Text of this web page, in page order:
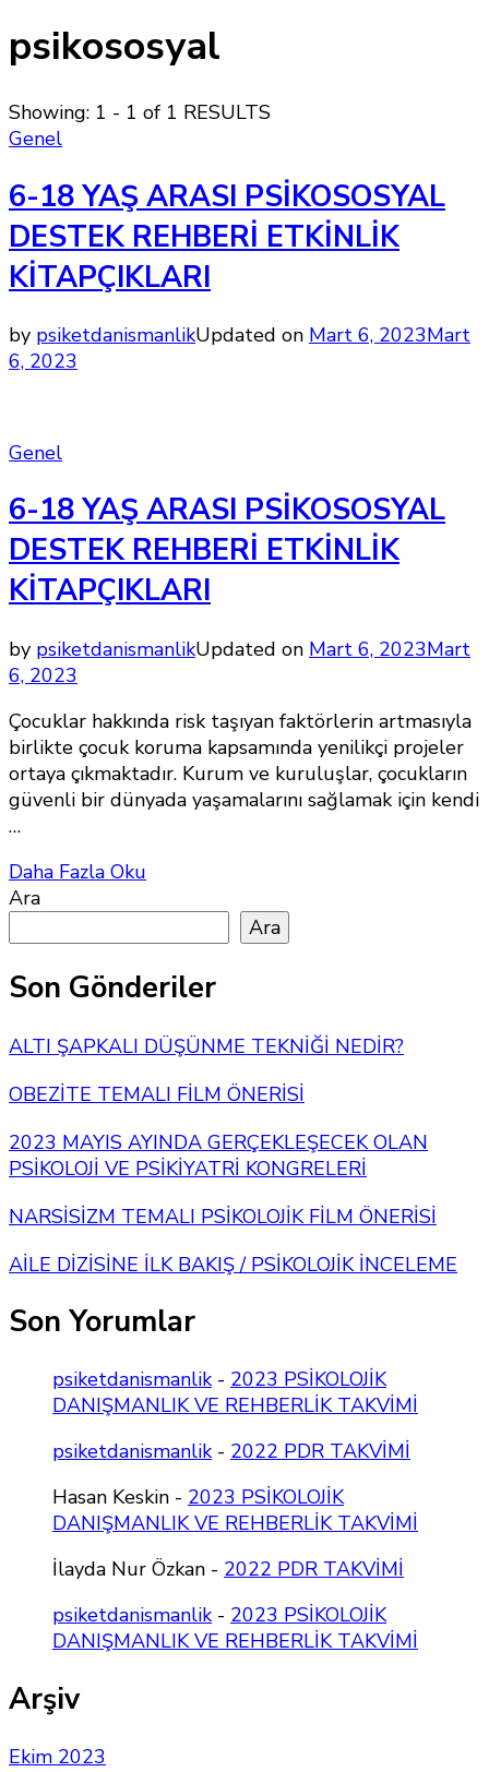
psikososyal
Showing: 1 - 1 of 1 RESULTS
Genel
6-18 YAŞ ARASI PSİKOSOSYAL
DESTEK REHBERİ ETKİNLİK
KİTAPÇIKLARI
by psiketdanismanlikUpdated on Mart 6, 2023Mart
6, 2023
Genel
6-18 YAŞ ARASI PSİKOSOSYAL
DESTEK REHBERİ ETKİNLİK
KİTAPÇIKLARI
by psiketdanismanlikUpdated on Mart 6, 2023Mart
6, 2023
Çocuklar hakkında risk taşıyan faktörlerin artmasıyla
birlikte çocuk koruma kapsamında yenilikçi projeler
ortaya çıkmaktadır. Kurum ve kuruluşlar, çocukların
güvenli bir dünyada yaşamalarını sağlamak için kendi
…
Daha Fazla Oku
Ara
Ara
Son Gönderiler
ALTI ŞAPKALI DÜŞÜNME TEKNİĞİ NEDİR?
OBEZİTE TEMALI FİLM ÖNERİSİ
2023 MAYIS AYINDA GERÇEKLEŞECEK OLAN
PSİKOLOJİ VE PSİKİYATRİ KONGRELERİ
NARSİSİZM TEMALI PSİKOLOJİK FİLM ÖNERİSİ
AİLE DİZİSİNE İLK BAKIŞ / PSİKOLOJİK İNCELEME
Son Yorumlar
psiketdanismanlik- 2023 PSİKOLOJİK
DANIŞMANLIK VE REHBERLİK TAKVİMİ
psiketdanismanlik- 2022 PDR TAKVİMİ
Hasan Keskin - 2023 PSİKOLOJİK
DANIŞMANLIK VE REHBERLİK TAKVİMİ
İlayda Nur Özkan - 2022 PDR TAKVİMİ
psiketdanismanlik- 2023 PSİKOLOJİK
DANIŞMANLIK VE REHBERLİK TAKVİMİ
Arşiv
Ekim 2023